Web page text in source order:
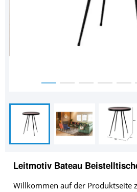
Leitmotiv Bateau
Willkommen auf der Produktseite